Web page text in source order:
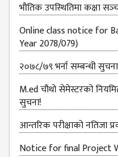
SEMESTERS
MBS THIRD
SEMESTERS
MBS FOURTH
SEMESTERS
DOWNLOAD
PROJECTED FOR
STUDENTS
भौतिक उपस्‍थितिमा कक्षा
Online class notice for
Year 2078/079)
२०७८/७९ भर्ना सम्बन्धी सुचना
M.ed चौथो सेमेस्टरको
सुचना!
आन्‍तरिक परीक्षाको नतिजा
Notice for final Project